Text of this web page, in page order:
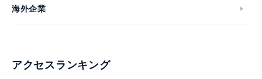
海外企業
アクセスランキング